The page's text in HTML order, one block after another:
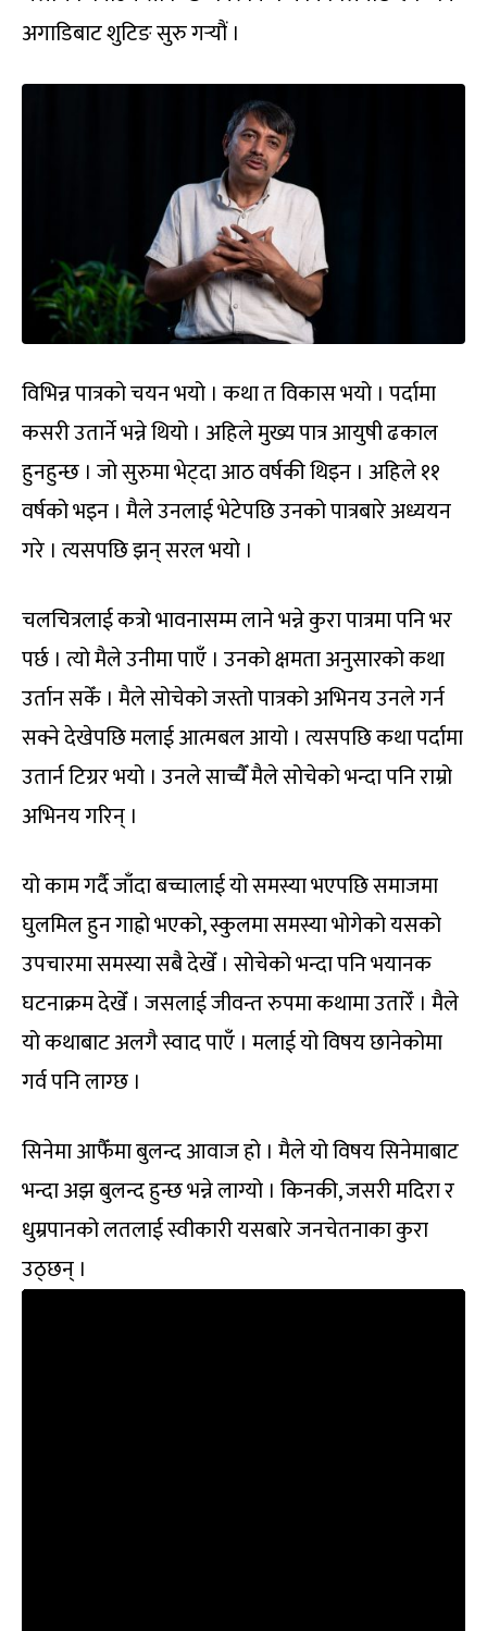
अगाडिबाट शुटिङ सुरु गर्‍यौं ।
विभिन्न पात्रको चयन भयो । कथा त विकास भयो । पर्दामा
कसरी उतार्ने भन्ने थियो । अहिले मुख्य पात्र आयुषी ढकाल
हुनहुन्छ । जो सुरुमा भेट्दा आठ वर्षकी थिइन । अहिले ११
वर्षको भइन । मैले उनलाई भेटेपछि उनको पात्रबारे अध्ययन
गरे । त्यसपछि झन् सरल भयो ।
चलचित्रलाई कत्रो भावनासम्म लाने भन्ने कुरा पात्रमा पनि भर
पर्छ । त्यो मैले उनीमा पाएँ । उनको क्षमता अनुसारको कथा
उर्तान सकेँ । मैले सोचेको जस्तो पात्रको अभिनय उनले गर्न
सक्ने देखेपछि मलाई आत्मबल आयो । त्यसपछि कथा पर्दामा
उतार्न टिग्रर भयो । उनले साच्चैँ मैले सोचेको भन्दा पनि राम्रो
अभिनय गरिन् ।
यो काम गर्दै जाँदा बच्चालाई यो समस्या भएपछि समाजमा
घुलमिल हुन गाह्रो भएको, स्कुलमा समस्या भोगेको यसको
उपचारमा समस्या सबै देखेँ । सोचेको भन्दा पनि भयानक
घटनाक्रम देखेँ । जसलाई जीवन्त रुपमा कथामा उतारेँ । मैले
यो कथाबाट अलगै स्वाद पाएँ । मलाई यो विषय छानेकोमा
गर्व पनि लाग्छ ।
सिनेमा आफैँमा बुलन्द आवाज हो । मैले यो विषय सिनेमाबाट
भन्दा अझ बुलन्द हुन्छ भन्ने लाग्यो । किनकी, जसरी मदिरा र
धुम्रपानको लतलाई स्वीकारी यसबारे जनचेतनाका कुरा
उठ्छन् ।